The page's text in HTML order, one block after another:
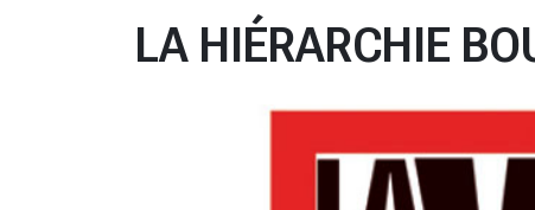
LA HIÉRARCHIE